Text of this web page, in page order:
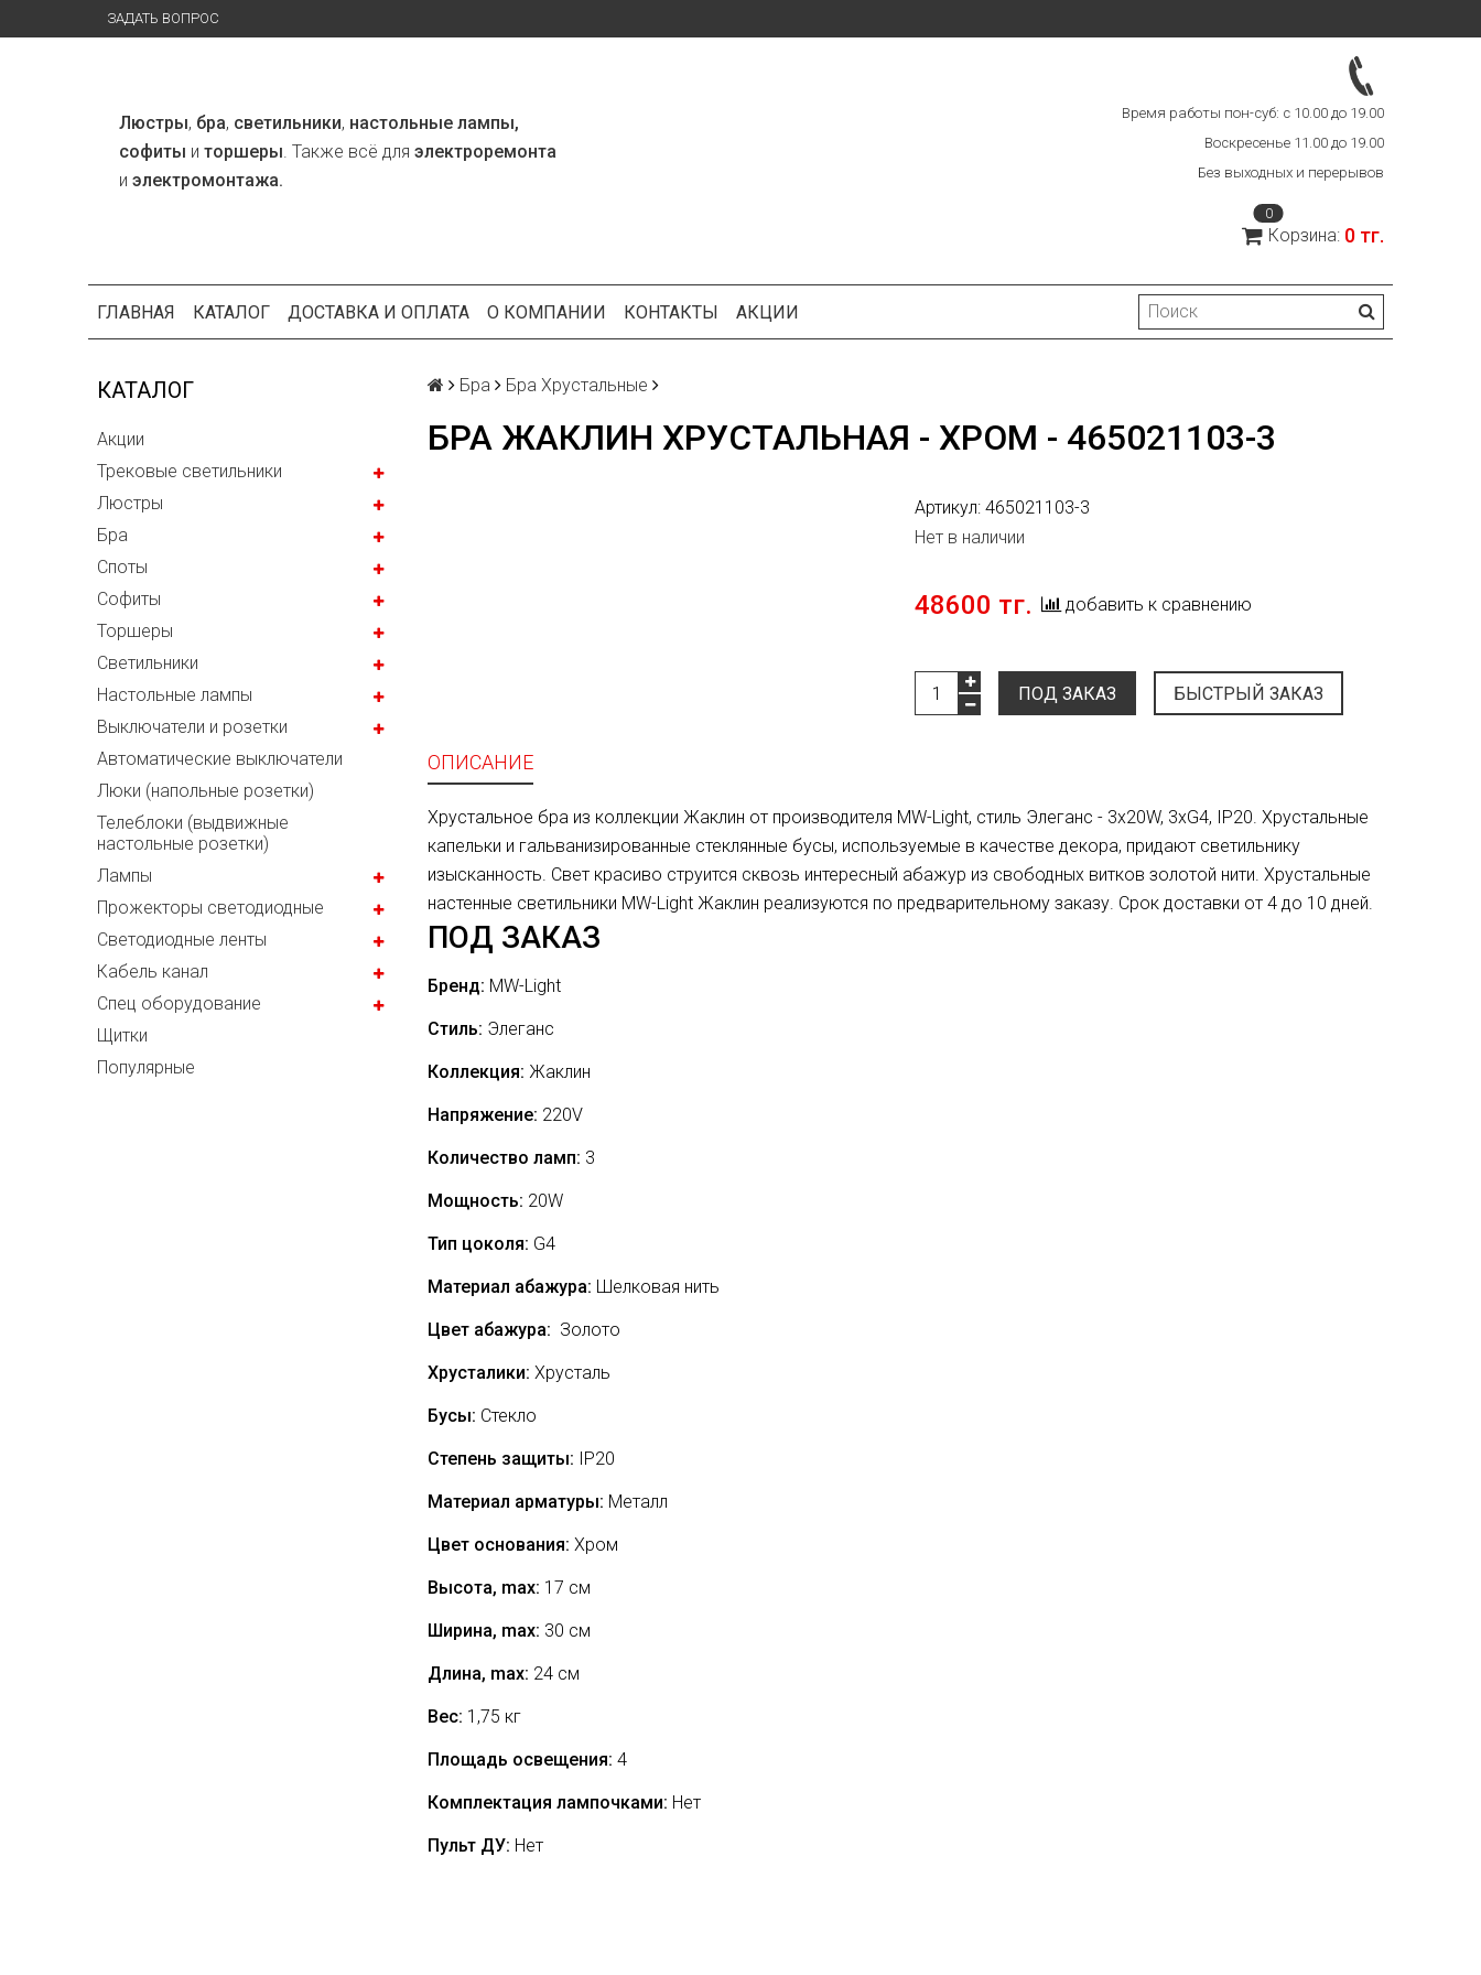
ЗАДАТЬ ВОПРОС
Люстры, бра, светильники, настольные лампы,
софиты и торшеры. Также всё для электроремонта
и электромонтажа.
Время работы пон-суб: с 10.00 до 19.00
Воскресенье 11.00 до 19.00
Без выходных и перерывов
0
Корзина: 0 тг.
ГЛАВНАЯ КАТАЛОГ ДОСТАВКА И ОПЛАТА О КОМПАНИИ КОНТАКТЫ АКЦИИ
КАТАЛОГ
Акции
Трековые светильники
Люстры
Бра
Споты
Софиты
Торшеры
Светильники
Настольные лампы
Выключатели и розетки
Автоматические выключатели
Люки (напольные розетки)
Телеблоки (выдвижные
настольные розетки)
Лампы
Прожекторы светодиодные
Светодиодные ленты
Кабель канал
Спец оборудование
Щитки
Популярные
Бра Бра Хрустальные
БРА ЖАКЛИН ХРУСТАЛЬНАЯ - ХРОМ - 465021103-3
Артикул: 465021103-3
Нет в наличии
48600 тг. добавить к сравнению
ПОД ЗАКАЗ БЫСТРЫЙ ЗАКАЗ
ОПИСАНИЕ
Хрустальное бра из коллекции Жаклин от производителя MW-Light, стиль Элеганс - 3x20W, 3xG4, IP20. Хрустальные
капельки и гальванизированные стеклянные бусы, используемые в качестве декора, придают светильнику
изысканность. Свет красиво струится сквозь интересный абажур из свободных витков золотой нити. Хрустальные
настенные светильники MW-Light Жаклин реализуются по предварительному заказу. Срок доставки от 4 до 10 дней.
ПОД ЗАКАЗ
Бренд: MW-Light
Стиль: Элеганс
Коллекция: Жаклин
Напряжение: 220V
Количество ламп: 3
Мощность: 20W
Тип цоколя: G4
Материал абажура: Шелковая нить
Цвет абажура: Золото
Хрусталики: Хрусталь
Бусы: Стекло
Степень защиты: IP20
Материал арматуры: Металл
Цвет основания: Хром
Высота, max: 17 см
Ширина, max: 30 см
Длина, max: 24 см
Вес: 1,75 кг
Площадь освещения: 4
Комплектация лампочками: Нет
Пульт ДУ: Нет